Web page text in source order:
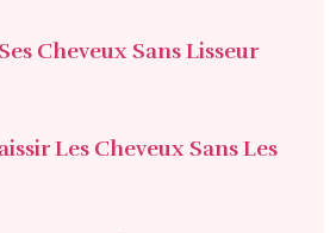
Cheveux Sans Lisseur
Les Cheveux Sans Les